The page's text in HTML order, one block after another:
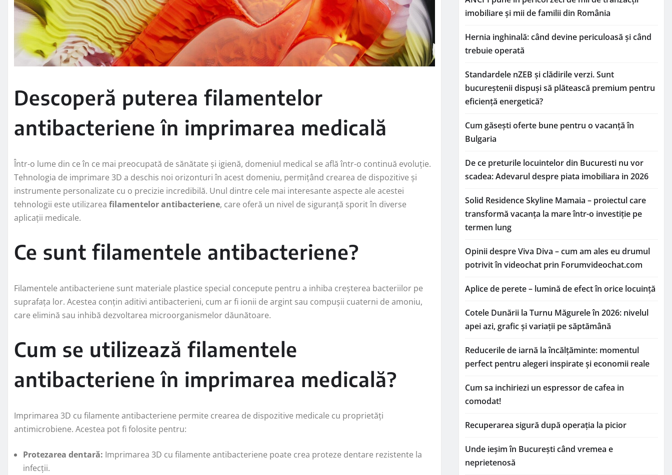
Descoperă puterea filamentelor
antibacteriene în imprimarea medicală
Într-o lume din ce în ce mai preocupată de sănătate și igienă, domeniul medical se află într-o continuă evoluție.
Tehnologia de imprimare 3D a deschis noi orizonturi în acest domeniu, permițând crearea de dispozitive și
instrumente personalizate cu o precizie incredibilă. Unul dintre cele mai interesante aspecte ale acestei
tehnologii este utilizarea filamentelor antibacteriene, care oferă un nivel de siguranță sporit în diverse
aplicații medicale.
Ce sunt filamentele antibacteriene?
Filamentele antibacteriene sunt materiale plastice special concepute pentru a inhiba creșterea bacteriilor pe
suprafața lor. Acestea conțin aditivi antibacterieni, cum ar fi ionii de argint sau compușii cuaterni de amoniu,
care elimină sau inhibă dezvoltarea microorganismelor dăunătoare.
Cum se utilizează filamentele
antibacteriene în imprimarea medicală?
Imprimarea 3D cu filamente antibacteriene permite crearea de dispozitive medicale cu proprietăți
antimicrobiene. Acestea pot fi folosite pentru:
Protezarea dentară: Imprimarea 3D cu filamente antibacteriene poate crea proteze dentare rezistente la
infecții.
imobiliare și mii de familii din România
Hernia inghinală: când devine periculoasă și când
trebuie operată
Standardele nZEB și clădirile verzi. Sunt
bucureștenii dispuși să plătească premium pentru
eficiență energetică?
Cum găsești oferte bune pentru o vacanță în
Bulgaria
De ce preturile locuintelor din Bucuresti nu vor
scadea: Adevarul despre piata imobiliara in 2026
Solid Residence Skyline Mamaia – proiectul care
transformă vacanța la mare într-o investiție pe
termen lung
Opinii despre Viva Diva – cum am ales eu drumul
potrivit în videochat prin Forumvideochat.com
Aplice de perete – lumină de efect în orice locuință
Cotele Dunării la Turnu Măgurele în 2026: nivelul
apei azi, grafic și variații pe săptămână
Reducerile de iarnă la încălțăminte: momentul
perfect pentru alegeri inspirate și economii reale
Cum sa inchiriezi un espressor de cafea in
comodat!
Recuperarea sigură după operația la picior
Unde ieșim în București când vremea e
neprietenosă